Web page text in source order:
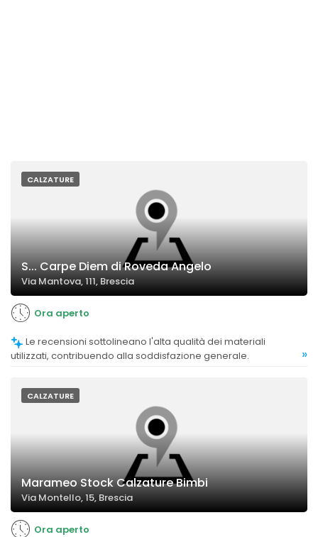
CALZATURE
S... Carpe Diem di Roveda Angelo
Via Mantova, 111, Brescia
Ora aperto
utilizzati, contribuendo alla soddisfazione generale.
»
CALZATURE
Marameo Stock Calzature Bimbi
Via Montello, 15, Brescia
Ora aperto